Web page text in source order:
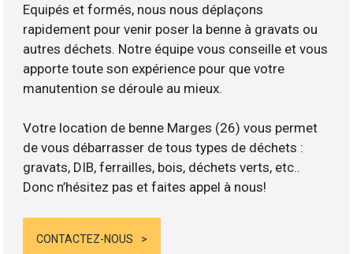
Equipés et formés, nous nous déplaçons
rapidement pour venir poser la benne à gravats ou
autres déchets. Notre équipe vous conseille et vous
apporte toute son expérience pour que votre
manutention se déroule au mieux.
Votre location de benne Marges (26) vous permet
de vous débarrasser de tous types de déchets :
gravats, DIB, ferrailles, bois, déchets verts, etc..
Donc n’hésitez pas et faites appel à nous!
CONTACTEZ-NOUS